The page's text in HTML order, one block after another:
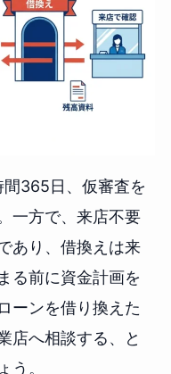
365日、仮審査を
一方で、来店不要
あり、借換えは来
る前に資金計画を
ーンを借り換えた
店へ相談する、と
う。